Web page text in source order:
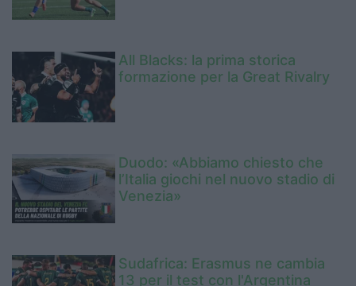
All Blacks: la prima storica
formazione per la Great Rivalry
Duodo: «Abbiamo chiesto che
l’Italia giochi nel nuovo stadio di
Venezia»
Sudafrica: Erasmus ne cambia
13 per il test con l'Argentina